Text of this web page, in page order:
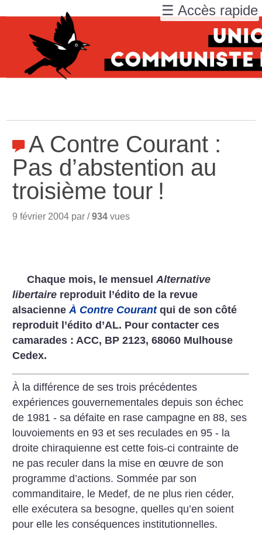
A Contre Courant :
Pas d’abstention au
troisième tour !
9 février 2004 par /934 vues
Chaque mois, le mensuelAlternative
libertaire reproduit l’édito de la revue
alsacienneÀ Contre Courantqui de son côté
reproduit l’édito d’AL. Pour contacter ces
camarades : ACC, BP 2123, 68060 Mulhouse
Cedex.
À la différence de ses trois précédentes
expériences gouvernementales depuis son échec
de 1981 - sa défaite en rase campagne en 88, ses
louvoiements en 93 et ses reculades en 95 - la
droite chiraquienne est cette fois-ci contrainte de
ne pas reculer dans la mise en œuvre de son
programme d’actions. Sommée par son
commanditaire, le Medef, de ne plus rien céder,
elle exécutera sa besogne, quelles qu’en soient
pour elle les conséquences institutionnelles.
☰ Accès rapide